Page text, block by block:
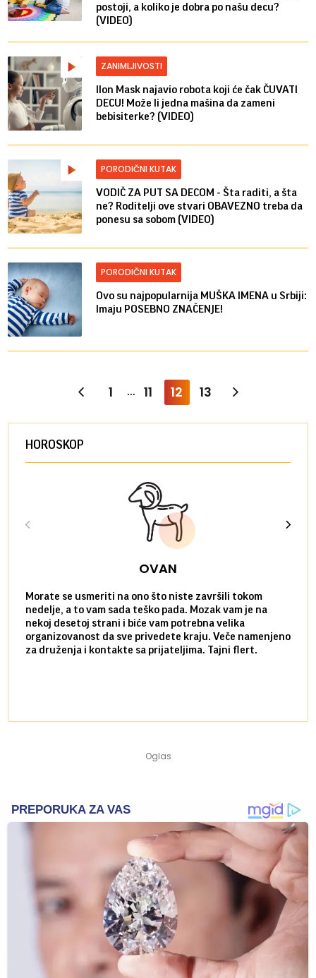
postoji, a koliko je dobra po našu decu?
(VIDEO)
ZANIMLJIVOSTI
Ilon Mask najavio robota koji će čak ČUVATI
DECU! Može li jedna mašina da zameni
bebisiterke? (VIDEO)
PORODIČNI KUTAK
VODIČ ZA PUT SA DECOM - Šta raditi, a šta
ne? Roditelji ove stvari OBAVEZNO treba da
ponesu sa sobom (VIDEO)
PORODIČNI KUTAK
Ovo su najpopularnija MUŠKA IMENA u Srbiji:
Imaju POSEBNO ZNAČENJE!
1 ... 11 12 13
HOROSKOP
OVAN
Morate se usmeriti na ono što niste završili tokom
nedelje, a to vam sada teško pada. Mozak vam je na
nekoj desetoj strani i biće vam potrebna velika
organizovanost da sve privedete kraju. Veče namenjeno
za druženja i kontakte sa prijateljima. Tajni flert.